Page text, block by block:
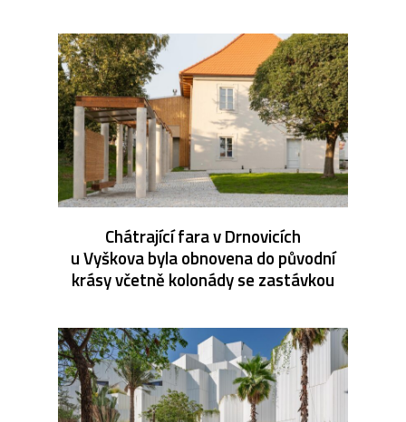
Chátrající fara v Drnovicích
u Vyškova byla obnovena do původní
krásy včetně kolonády se zastávkou